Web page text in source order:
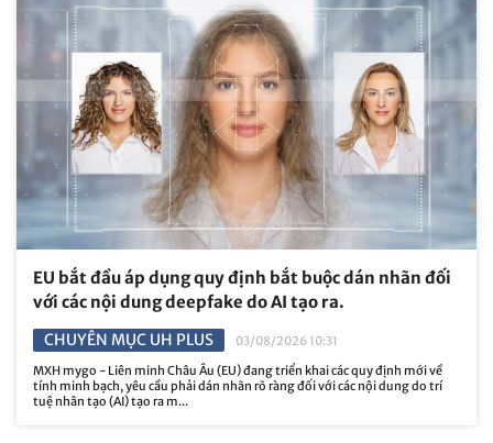
EU bắt đầu áp dụng quy định bắt buộc dán nhãn đối
với các nội dung deepfake do AI tạo ra.
CHUYÊN MỤC UH PLUS
03/08/2026 10:31
MXH mygo - Liên minh Châu Âu (EU) đang triển khai các quy định mới về
tính minh bạch, yêu cầu phải dán nhãn rõ ràng đối với các nội dung do trí
tuệ nhân tạo (AI) tạo ra m...